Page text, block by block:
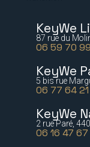
KeyWe
87 rue du
06 59 70
KeyWe
5 bis rue
06 77 64
KeyWe
2 rue Paré,
06 16 47